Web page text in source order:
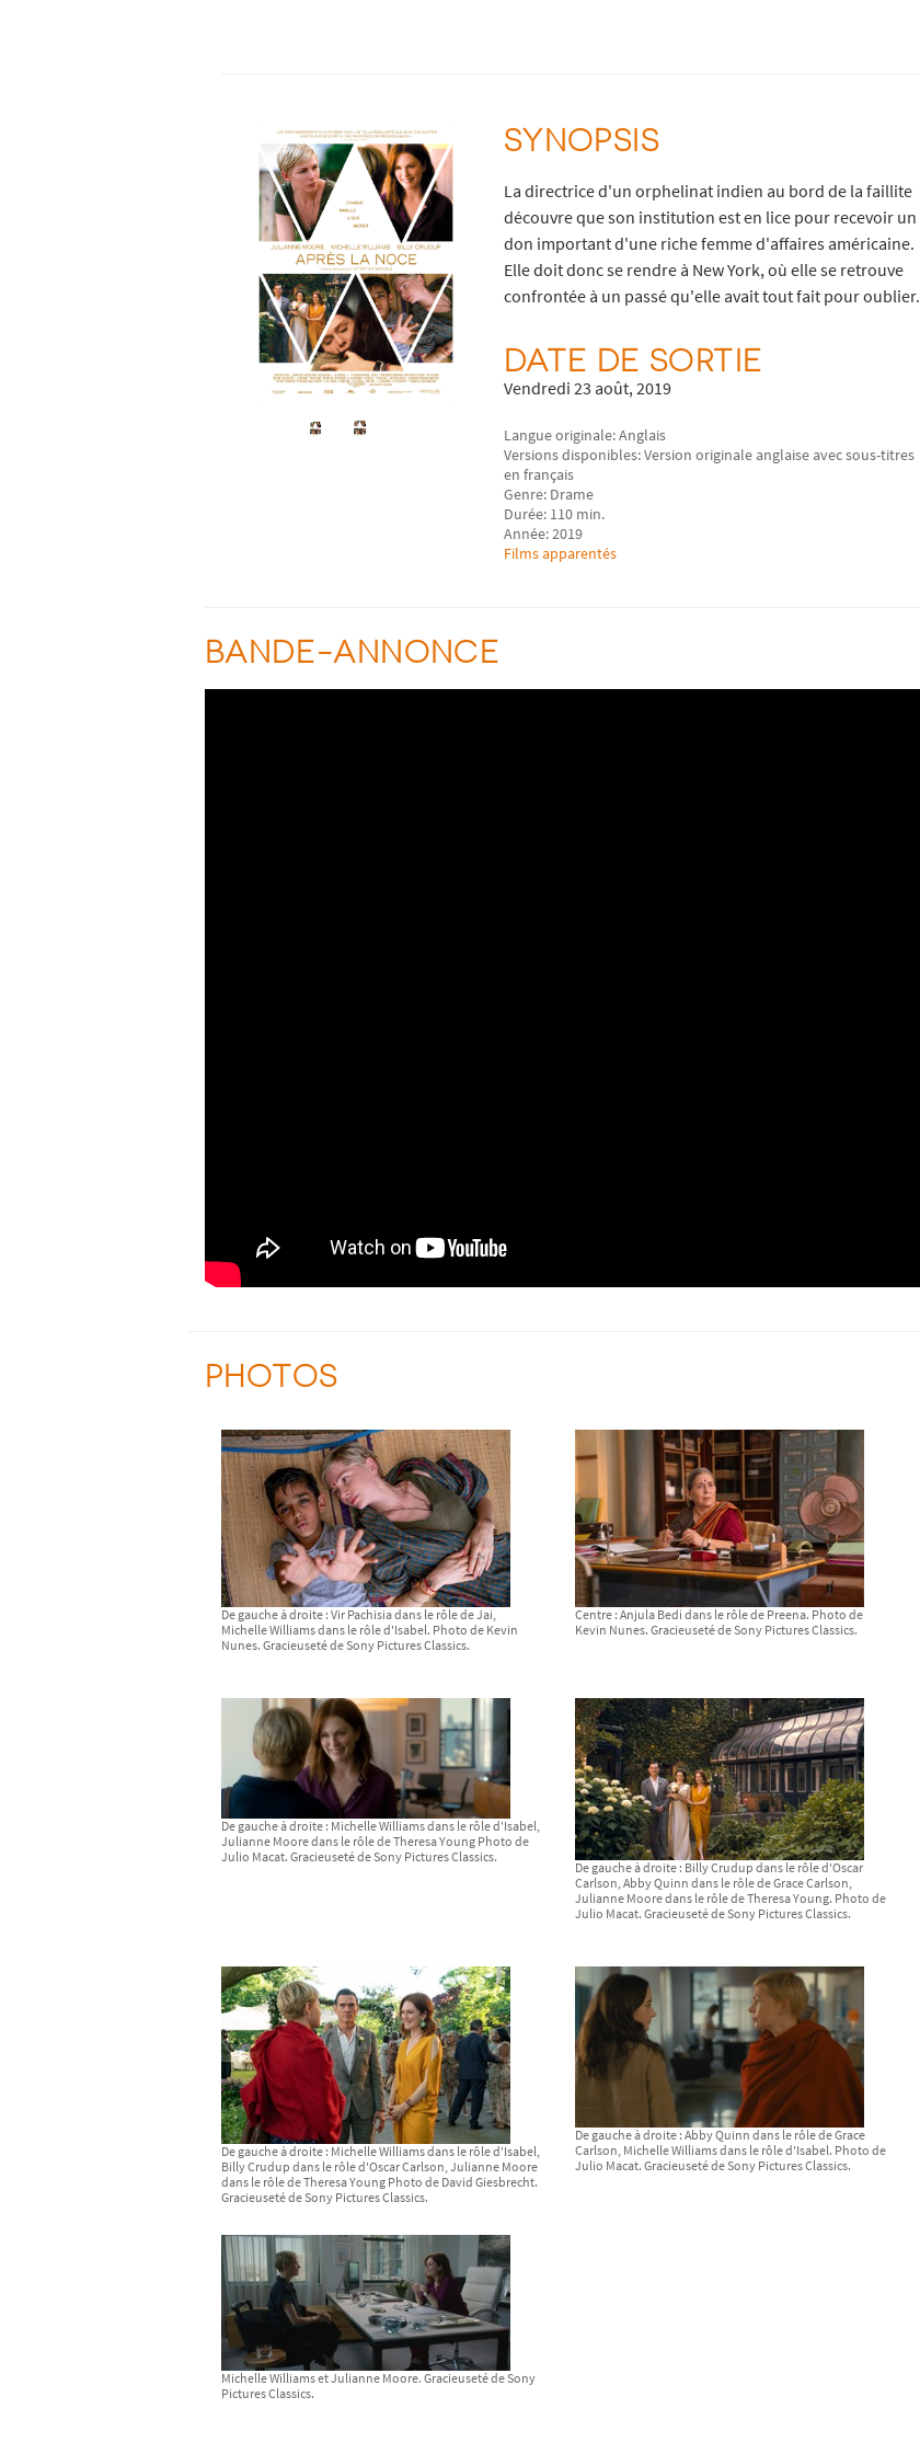
SYNOPSIS
La directrice d'un orphelinat indien au bord de la faillite
découvre que son institution est en lice pour recevoir un
don important d'une riche femme d'affaires américaine.
Elle doit donc se rendre à New York, où elle se retrouve
confrontée à un passé qu'elle avait tout fait pour oublier.
DATE DE SORTIE
Vendredi 23 août, 2019
Langue originale: Anglais
Versions disponibles: Version originale anglaise avec sous-titres
en français
Genre: Drame
Durée: 110 min.
Année: 2019
Films apparentés
BANDE-ANNONCE
PHOTOS
De gauche à droite : Vir Pachisia dans le rôle de Jai,
Michelle Williams dans le rôle d'Isabel. Photo de Kevin
Nunes. Gracieuseté de Sony Pictures Classics.
Centre : Anjula Bedi dans le rôle de Preena. Photo de
Kevin Nunes. Gracieuseté de Sony Pictures Classics.
De gauche à droite : Michelle Williams dans le rôle d'Isabel,
Julianne Moore dans le rôle de Theresa Young Photo de
Julio Macat. Gracieuseté de Sony Pictures Classics.
De gauche à droite : Billy Crudup dans le rôle d'Oscar
Carlson, Abby Quinn dans le rôle de Grace Carlson,
Julianne Moore dans le rôle de Theresa Young. Photo de
Julio Macat. Gracieuseté de Sony Pictures Classics.
De gauche à droite : Michelle Williams dans le rôle d'Isabel,
Billy Crudup dans le rôle d'Oscar Carlson, Julianne Moore
dans le rôle de Theresa Young Photo de David Giesbrecht.
Gracieuseté de Sony Pictures Classics.
De gauche à droite : Abby Quinn dans le rôle de Grace
Carlson, Michelle Williams dans le rôle d'Isabel. Photo de
Julio Macat. Gracieuseté de Sony Pictures Classics.
Michelle Williams et Julianne Moore. Gracieuseté de Sony
Pictures Classics.